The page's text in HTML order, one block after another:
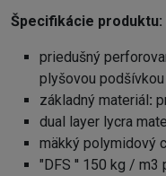
Špecifikácie produktu:
priedušný
plyšovou podšívkou
základný materiál:
dual layer lycra
mäkký polymidový
"DFS '' 150 kg / m3